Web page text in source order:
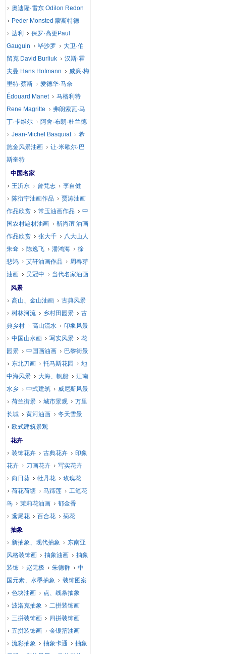
奥迪隆·雷东 Odilon Redon
Peder Monsted 蒙斯特德
达利
保罗·高更Paul
Gauguin
毕沙罗
大卫·伯
留克 David Burliuk
汉斯·霍
夫曼 Hans Hofmann
威廉·梅
里特·蔡斯
爱德华·马奈
Édouard Manet
马格利特
Rene Magritte
弗朗索瓦·马
丁·卡维尔
阿舍·布朗·杜兰德
Jean-Michel Basquiat
希
施金风景油画
让·米歇尔·巴
斯奎特
中国名家
王沂东
曾梵志
李自健
陈衍宁油画作品
贾涛油画
作品欣赏
常玉油画作品
中
国农村题材油画
靳尚谊 油画
作品欣赏
张大千
八大山人
朱耷
陈逸飞 潘鸿海
徐
悲鸿
艾轩油画作品
周春芽
油画
吴冠中
当代名家油画
风景
高山、金山油画
古典风景
树林河流
乡村田园景
古
典乡村
高山流水
印象风景
中国山水画
写实风景
花
园景
中国画油画
巴黎街景
东北刀画
托马斯花园
地
中海风景
大海、帆船
江南
水乡
中式建筑
威尼斯风景
荷兰街景
城市景观
万里
长城
黄河油画
冬天雪景
欧式建筑景观
花卉
装饰花卉
古典花卉
印象
花卉
刀画花卉
写实花卉
向日葵
牡丹花
玫瑰花
荷花荷塘
马蹄莲
工笔花
鸟
茉莉花油画
郁金香
鸢尾花
百合花
菊花
抽象
新抽象、现代抽象
东南亚
风格装饰画
抽象油画
抽象
装饰
赵无极 朱德群
中
国元素、水墨抽象
装饰图案
色块油画
点、线条抽象
波洛克抽象
二拼装饰画
三拼装饰画
四拼装饰画
五拼装饰画
金银箔油画
流彩抽象
抽象卡通
抽象